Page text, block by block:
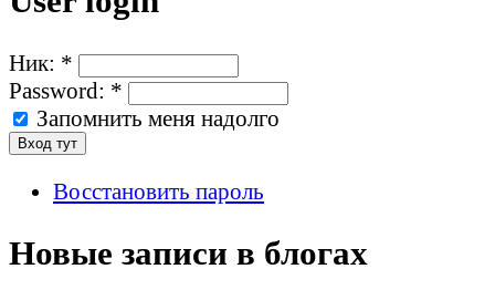
Ник: *
Password: *
Запомнить меня надолго
Восстановить пароль
Новые записи в блогах